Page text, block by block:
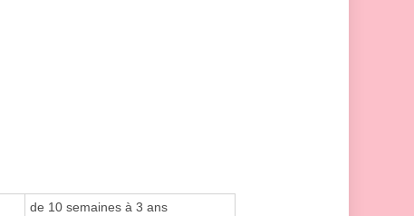
de 10 semaines à 3 ans